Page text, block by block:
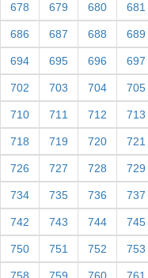
678 679 680 681
686 687 688 689
694 695 696 697
702 703 704 705
710 711 712 713
718 719 720 721
726 727 728 729
734 735 736 737
742 743 744 745
750 751 752 753